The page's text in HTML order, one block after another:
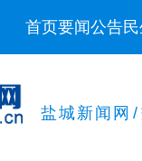
首页要闻公告
盐城新闻网 /